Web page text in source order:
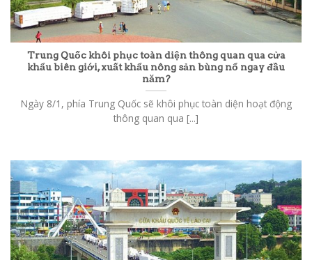
Trung Quốc khôi phục toàn diện thông quan qua cửa
khẩu biên giới, xuất khẩu nông sản bùng nổ ngay đầu
năm?
Ngày 8/1, phía Trung Quốc sẽ khôi phục toàn diện hoạt động
thông quan qua [...]